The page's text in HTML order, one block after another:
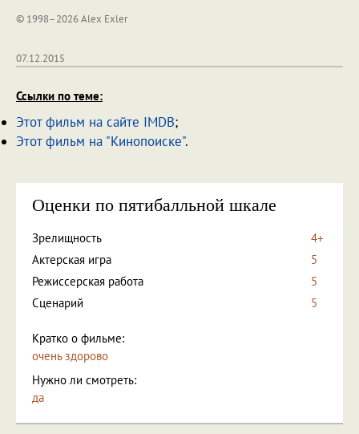
© 1998–2026 Alex Exler
07.12.2015
Ссылки по теме:
Этот фильм на сайте IMDB;
Этот фильм на "Кинопоиске".
Оценки по пятибалльной шкале
Зрелищность
4+
Актерская игра
5
Режиссерская работа
5
Сценарий
5
Кратко о фильме:
очень здорово
Нужно ли смотреть:
да